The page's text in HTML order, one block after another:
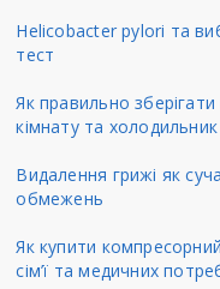
Helicobacter pylori та
тест
Як правильно
кімнату та холодильник
Видалення грижі як
обмежень
Як купити
сім’ї та медичних